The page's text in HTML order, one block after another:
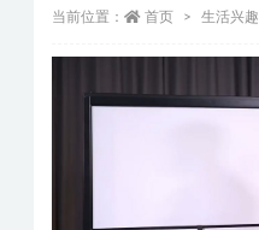
当前位置： 首页 生活兴趣